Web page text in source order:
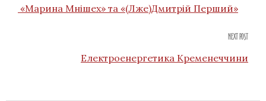
«Марина Мнішех» та «(Лже)Дмитрій Перший»
NEXT POST
Електроенергетика Кременеччини